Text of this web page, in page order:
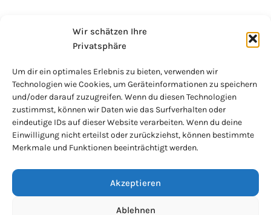
Wir schätzen Ihre
Privatsphäre
Um dir ein optimales Erlebnis zu bieten, verwenden wir
Technologien wie Cookies, um Geräteinformationen zu speichern
und/oder darauf zuzugreifen. Wenn du diesen Technologien
zustimmst, können wir Daten wie das Surfverhalten oder
eindeutige IDs auf dieser Website verarbeiten. Wenn du deine
Einwilligung nicht erteilst oder zurückziehst, können bestimmte
Merkmale und Funktionen beeinträchtigt werden.
Akzeptieren
Ablehnen
Ich bin immer wieder kleineren Beschäftigungen
Wie war die Hochzeit?
Wir sind nicht offiziell verheiratet, da es keine
Hochzeitsgabe gegeben hat.
Datenschutz